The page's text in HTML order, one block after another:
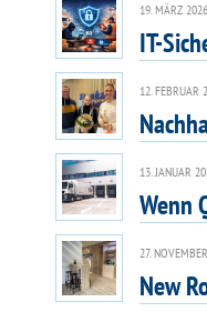
19. MÄRZ 2026
IT-
12. FEBRUAR
13. JANUAR
Wenn
27.
New